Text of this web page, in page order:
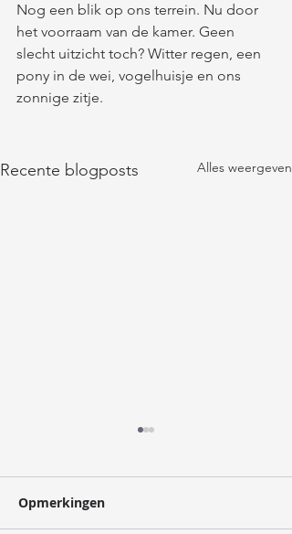
Nog een blik op ons terrein. Nu door
het voorraam van de kamer. Geen
slecht uitzicht toch? Witter regen, een
pony in de wei, vogelhuisje en ons
zonnige zitje.
Recente blogposts Alles weergeven
verzorger
Opmerkingen